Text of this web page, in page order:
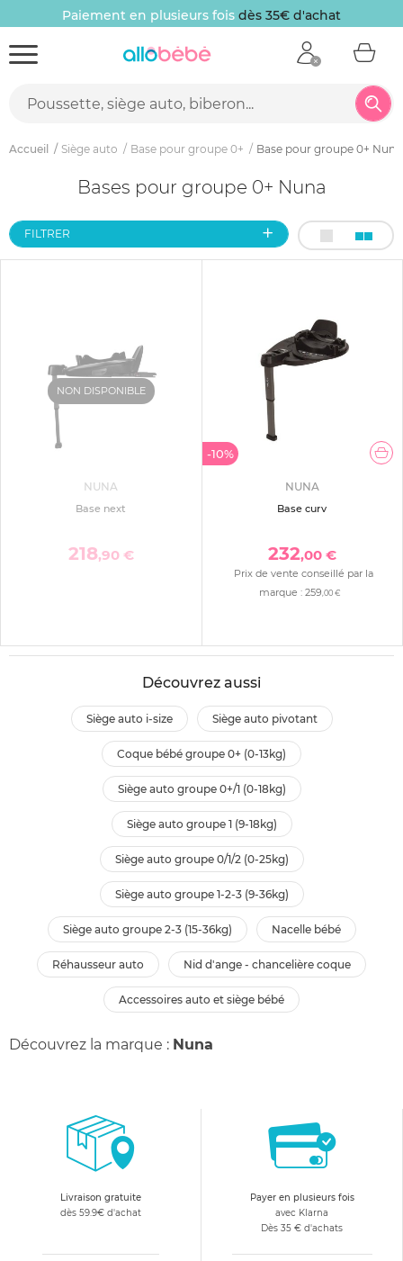
Paiement en plusieurs fois dès 35€ d'achat
Accueil Siège auto Base pour groupe 0+ Base pour groupe 0+ Nuna
Bases pour groupe 0+ Nuna
FILTRER
NON DISPONIBLE
NUNA
Base next
218,90 €
-10%
NUNA
Base curv
232,00 €
Prix de vente conseillé par la
marque :259,00 €
Découvrez aussi
siège auto i-size siège auto pivotant
coque bébé groupe 0+ (0-13kg)
siège auto groupe 0+/1 (0-18kg)
siège auto groupe 1 (9-18kg)
siège auto groupe 0/1/2 (0-25kg)
siège auto groupe 1-2-3 (9-36kg)
siège auto groupe 2-3 (15-36kg) nacelle bébé
réhausseur auto nid d'ange - chancelière coque
accessoires auto et siège bébé
Découvrez la marque : Nuna
Livraison gratuite
dès 59.9€ d'achat
Payer en plusieurs fois
avec Klarna
Dès 35 € d'achats